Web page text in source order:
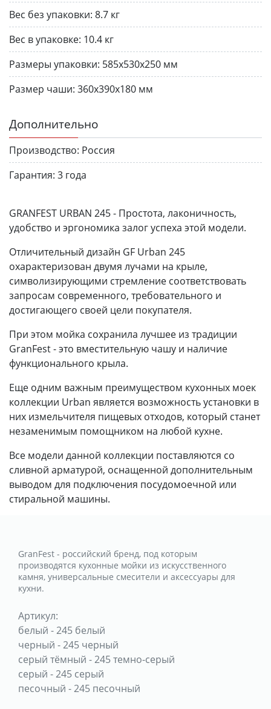
Вес без упаковки: 8.7 кг
Вес в упаковке: 10.4 кг
Размеры упаковки: 585х530х250 мм
Размер чаши: 360х390х180 мм
Дополнительно
Производство: Россия
Гарантия: 3 года
GRANFEST URBAN 245 - Простота, лаконичность,
удобство и эргономика залог успеха этой модели.
Отличительный дизайн GF Urban 245
охарактеризован двумя лучами на крыле,
символизирующими стремление соответствовать
запросам современного, требовательного и
достигающего своей цели покупателя.
При этом мойка сохранила лучшее из традиции
GranFest - это вместительную чашу и наличие
функционального крыла.
Еще одним важным преимуществом кухонных моек
коллекции Urban является возможность установки в
них измельчителя пищевых отходов, который станет
незаменимым помощником на любой кухне.
Все модели данной коллекции поставляются со
сливной арматурой, оснащенной дополнительным
выводом для подключения посудомоечной или
стиральной машины.
GranFest - российский бренд, под которым
производятся кухонные мойки из искусственного
камня, универсальные смесители и аксессуары для
кухни.
Артикул:
белый -245 белый
черный -245 черный
серый тёмный -245 темно-серый
серый -245 серый
песочный -245 песочный